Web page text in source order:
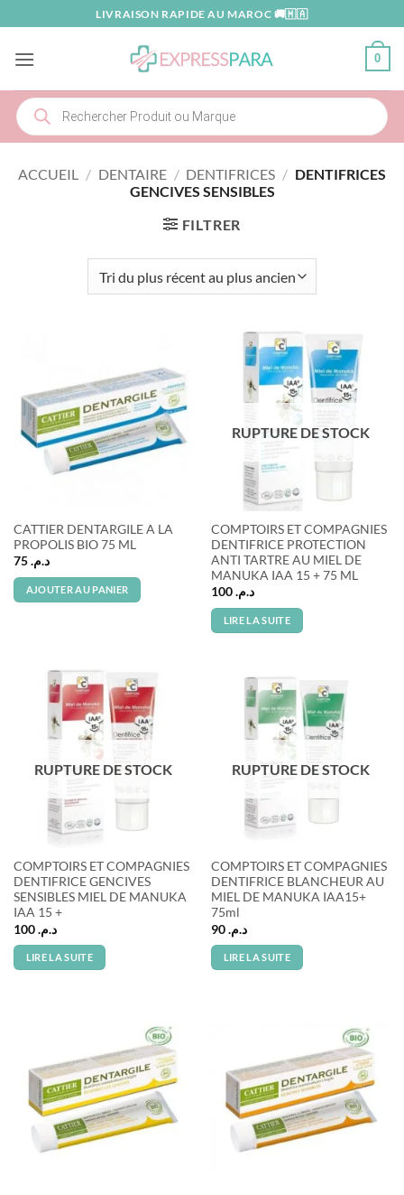
au
contenu
LIVRAISON RAPIDE AU MAROC 🚚🇲🇦
0
Recherche
de
produits
ACCUEIL / DENTAIRE / DENTIFRICES / DENTIFRICES
GENCIVES SENSIBLES
FILTRER
CATTIER DENTARGILE A LA
PROPOLIS BIO 75 ML
د.م.75
AJOUTER AU PANIER
RUPTURE DE STOCK
COMPTOIRS ET COMPAGNIES
DENTIFRICE PROTECTION
ANTI TARTRE AU MIEL DE
MANUKA IAA 15 + 75 ML
د.م.100
LIRE LA SUITE
RUPTURE DE STOCK
COMPTOIRS ET COMPAGNIES
DENTIFRICE GENCIVES
SENSIBLES MIEL DE MANUKA
IAA 15 +
د.م.100
LIRE LA SUITE
RUPTURE DE STOCK
COMPTOIRS ET COMPAGNIES
DENTIFRICE BLANCHEUR AU
MIEL DE MANUKA IAA15+
75ml
د.م.90
LIRE LA SUITE